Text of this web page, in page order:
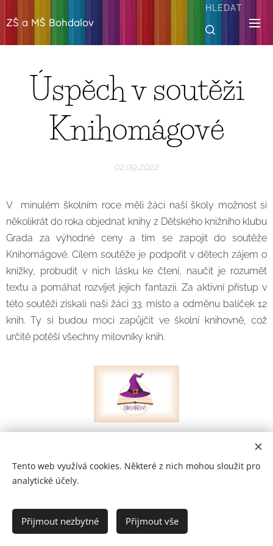
ZŠ a MŠ Bohdalov
HLEDAT
Úspěch v soutěži
Knihomágové
02.09.2022
V minulém školním roce měli žáci naší školy možnost si
několikrát do roka objednat knihy z Dětského knižního klubu
Grada za výhodné ceny a tím se zapojit do soutěže
Knihomágové. Cílem soutěže je podpořit v dětech zájem o
knížky, probudit v nich lásku ke čtení, naučit je rozumět
textu a pomáhat rozvíjet jejich fantazii. Za aktivní přístup v
této soutěži získali naši žáci 33. místo a odměnu balíček 12
knih. Ty si budou moci zapůjčit ve školní knihovně, což
určitě potěší všechny milovníky knih.
Cookies
Tento web využívá cookies. Některé z nich mohou sloužit pro
analytické účely.
Přijmout nezbytné Přijmout vše